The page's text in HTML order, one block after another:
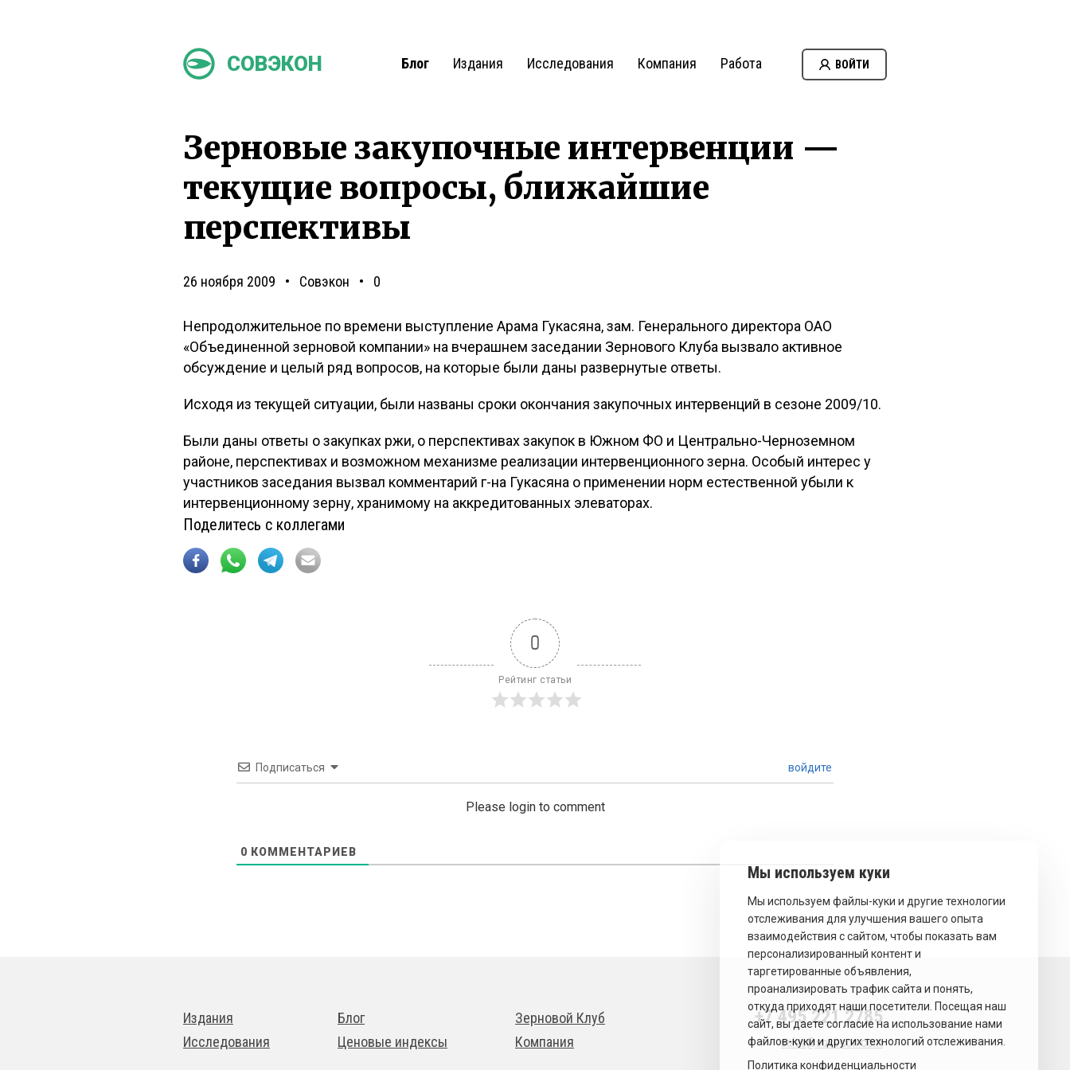
СОВЭКОН Блог Издания Исследования Компания Работа ВОЙТИ
Зерновые закупочные интервенции —
текущие вопросы, ближайшие
перспективы
26 ноября 2009 Совэкон 0
Непродолжительное по времени выступление Арама Гукасяна, зам. Генерального директора ОАО
«Объединенной зерновой компании» на вчерашнем заседании Зернового Клуба вызвало активное
обсуждение и целый ряд вопросов, на которые были даны развернутые ответы.
Исходя из текущей ситуации, были названы сроки окончания закупочных интервенций в сезоне 2009/10.
Были даны ответы о закупках ржи, о перспективах закупок в Южном ФО и Центрально-Черноземном
районе, перспективах и возможном механизме реализации интервенционного зерна. Особый интерес у
участников заседания вызвал комментарий г-на Гукасяна о применении норм естественной убыли к
интервенционному зерну, хранимому на аккредитованных элеваторах.
Поделитесь с коллегами
0
Рейтинг статьи
Подписаться войдите
Please login to comment
0 КОММЕНТАРИЕВ
Издания
Исследования
Блог
Ценовые индексы
Зерновой Клуб
Компания
+7 495 221 2785
sales@sovecon.com
Политика конфиденциальности